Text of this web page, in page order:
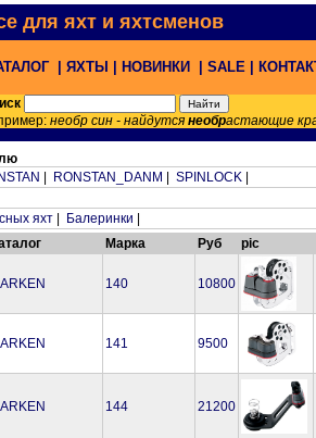
для яхт и яхтсменов
| ЯХТЫ | НОВИНКИ | SALE |
необр син - найдутся необрастающие
RONSTAN_DANM SPINLOCK
яхт
Балеринки
Марка Руб pic
140 10800
141 9500
144 21200